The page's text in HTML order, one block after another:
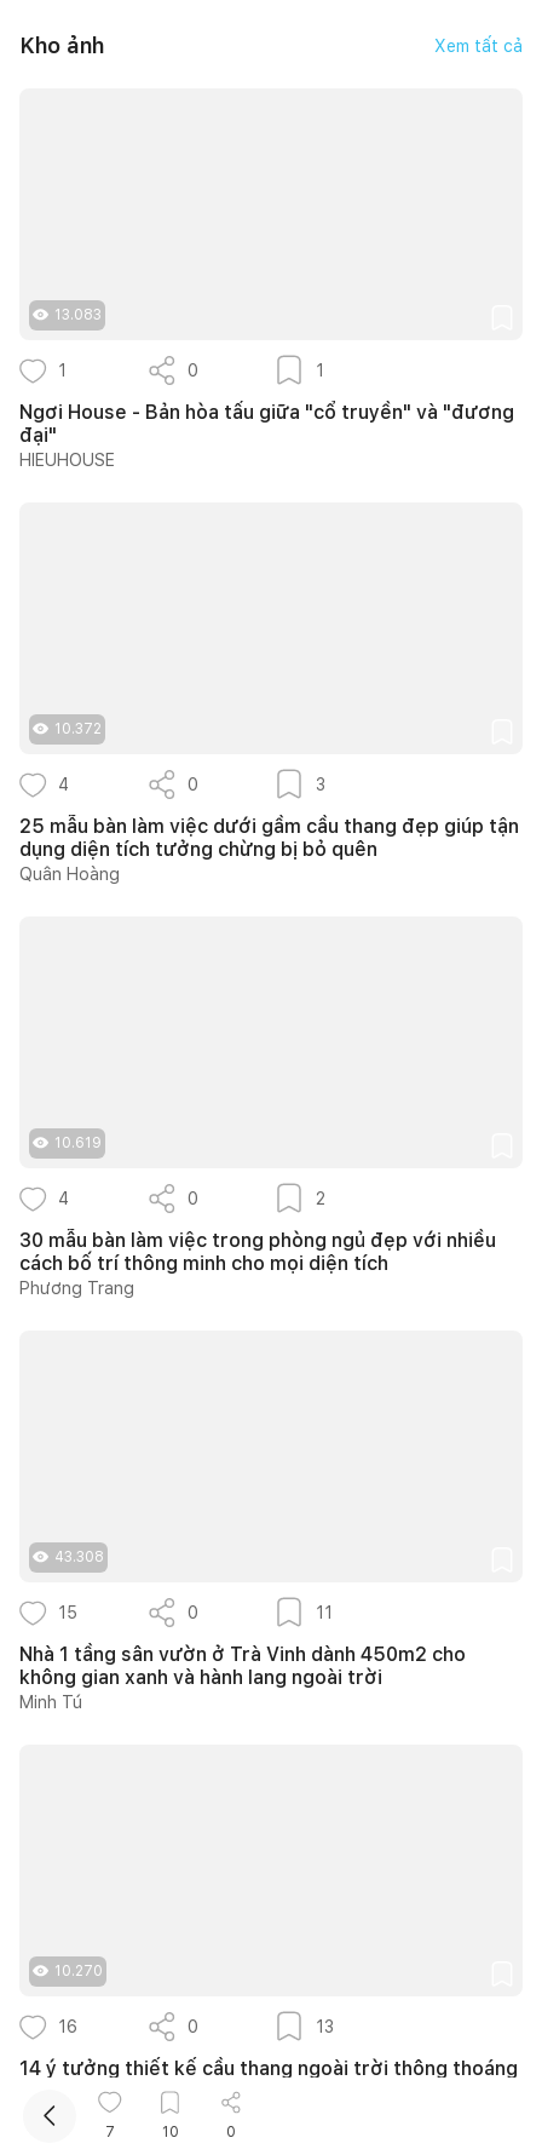
Kho ảnh Xem tất cả
13.083
1 0 1
Ngơi House - Bản hòa tấu giữa "cổ truyền" và "đương
đại"
HIEUHOUSE
10.372
4 0 3
25 mẫu bàn làm việc dưới gầm cầu thang đẹp giúp tận
dụng diện tích tưởng chừng bị bỏ quên
Quân Hoàng
10.619
4 0 2
30 mẫu bàn làm việc trong phòng ngủ đẹp với nhiều
cách bố trí thông minh cho mọi diện tích
Phương Trang
43.308
15 0 11
Nhà 1 tầng sân vườn ở Trà Vinh dành 450m2 cho
không gian xanh và hành lang ngoài trời
Minh Tú
10.270
16 0 13
14 ý tưởng thiết kế cầu thang ngoài trời thông thoáng
giúp tối ưu diện tích cho nhà phố nhỏ hẹp
Như Ý
7 10 0